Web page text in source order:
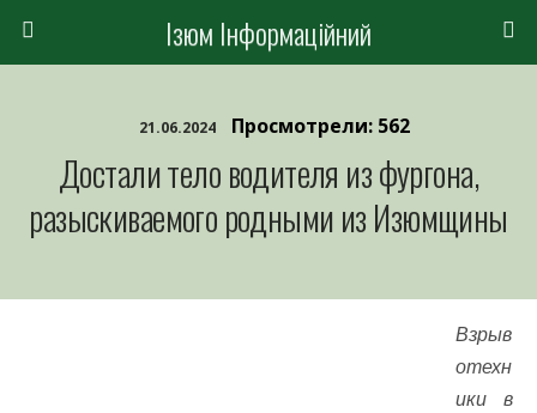
Ізюм Інформаційний
21.06.2024 Просмотрели: 562
Достали тело водителя из фургона,
разыскиваемого родными из Изюмщины
Взрыв
отехн
ики в